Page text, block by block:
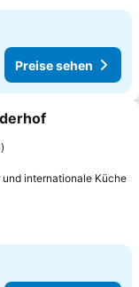
Preise sehen
hinzufügen
internationale Küche